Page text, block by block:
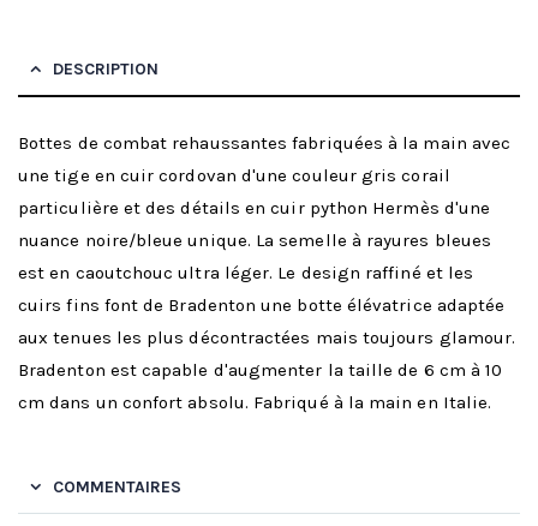
DESCRIPTION
Bottes de combat rehaussantes fabriquées à la main avec
une tige en cuir cordovan d'une couleur gris corail
particulière et des détails en cuir python Hermès d'une
nuance noire/bleue unique. La semelle à rayures bleues
est en caoutchouc ultra léger. Le design raffiné et les
cuirs fins font de Bradenton une botte élévatrice adaptée
aux tenues les plus décontractées mais toujours glamour.
Bradenton est capable d'augmenter la taille de 6 cm à 10
cm dans un confort absolu. Fabriqué à la main en Italie.
COMMENTAIRES